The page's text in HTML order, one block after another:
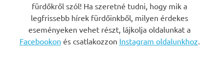
fürdőkről szól! Ha szeretné tudni, hogy mik a
legfrissebb hírek fürdőinkből, milyen érdekes
eseményeken vehet részt, lájkolja oldalunkat a
Facebookon és csatlakozzon Instagram oldalunkhoz